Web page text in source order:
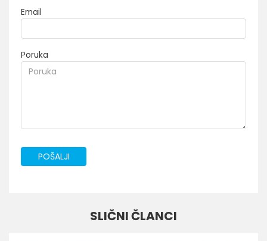
Email
Poruka
POŠALJI
SLIČNI ČLANCI